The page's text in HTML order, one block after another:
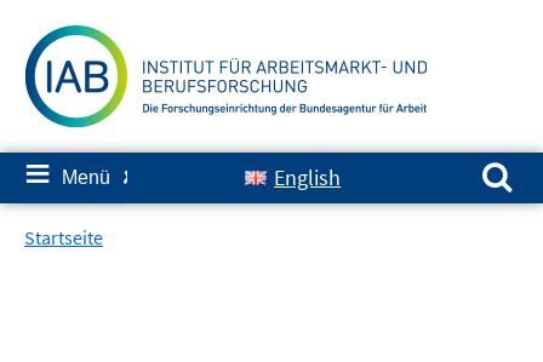
zum
Inhalt
≡ Menü ✘ English
Suchen nach:
Startseite